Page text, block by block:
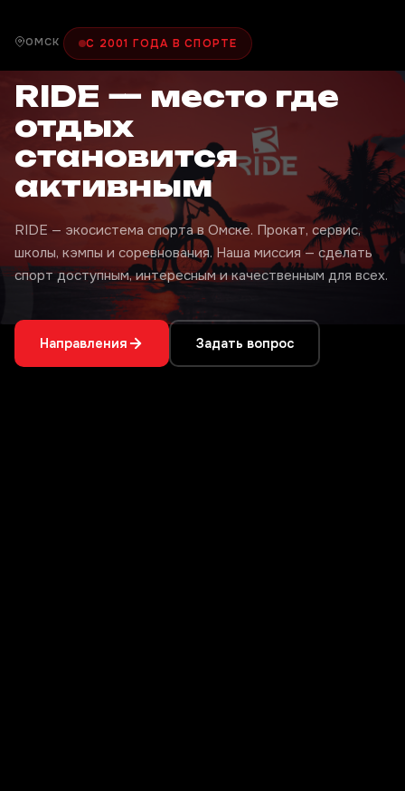
ОМСК С 2001 ГОДА В СПОРТЕ
RIDE — место где
отдых
становится
активным
RIDE — экосистема спорта в Омске. Прокат, сервис,
школы, кэмпы и соревнования. Наша миссия — сделать
спорт доступным, интересным и качественным для всех.
Направления Задать вопрос